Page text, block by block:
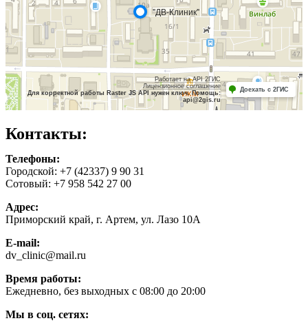
Контакты:
Телефоны:
Городской: +7 (42337) 9 90 31
Сотовый: +7 958 542 27 00
Адрес:
Приморский край, г. Артем, ул. Лазо 10А
E-mail:
dv_clinic@mail.ru
Время работы:
Ежедневно, без выходных с 08:00 до 20:00
Мы в соц. сетях: